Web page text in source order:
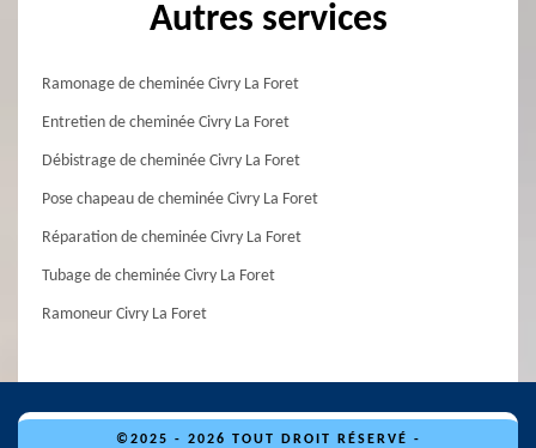
Autres services
Ramonage de cheminée Civry La Foret
Entretien de cheminée Civry La Foret
Débistrage de cheminée Civry La Foret
Pose chapeau de cheminée Civry La Foret
Réparation de cheminée Civry La Foret
Tubage de cheminée Civry La Foret
Ramoneur Civry La Foret
©2025 - 2026 TOUT DROIT RÉSERVÉ -